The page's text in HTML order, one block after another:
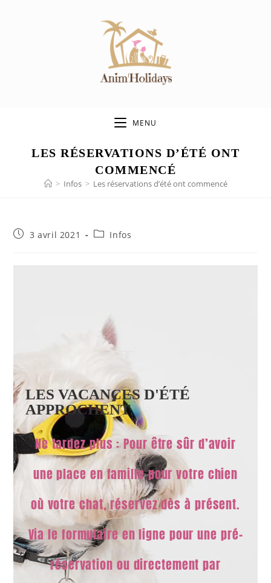
MENU
LES RÉSERVATIONS D’ÉTÉ ONT
COMMENCÉ
> Infos > Les réservations d’été ont commencé
3 avril 2021 Infos
LES VACANCES D'ÉTÉ
APPROCHENT
Ne tardez plus : Pour être sûr d’avoir
une place en famille pour votre chien
où votre chat, réservez dès à présent.
Via le formulaire en ligne pour une pré-
réservation ou directement par